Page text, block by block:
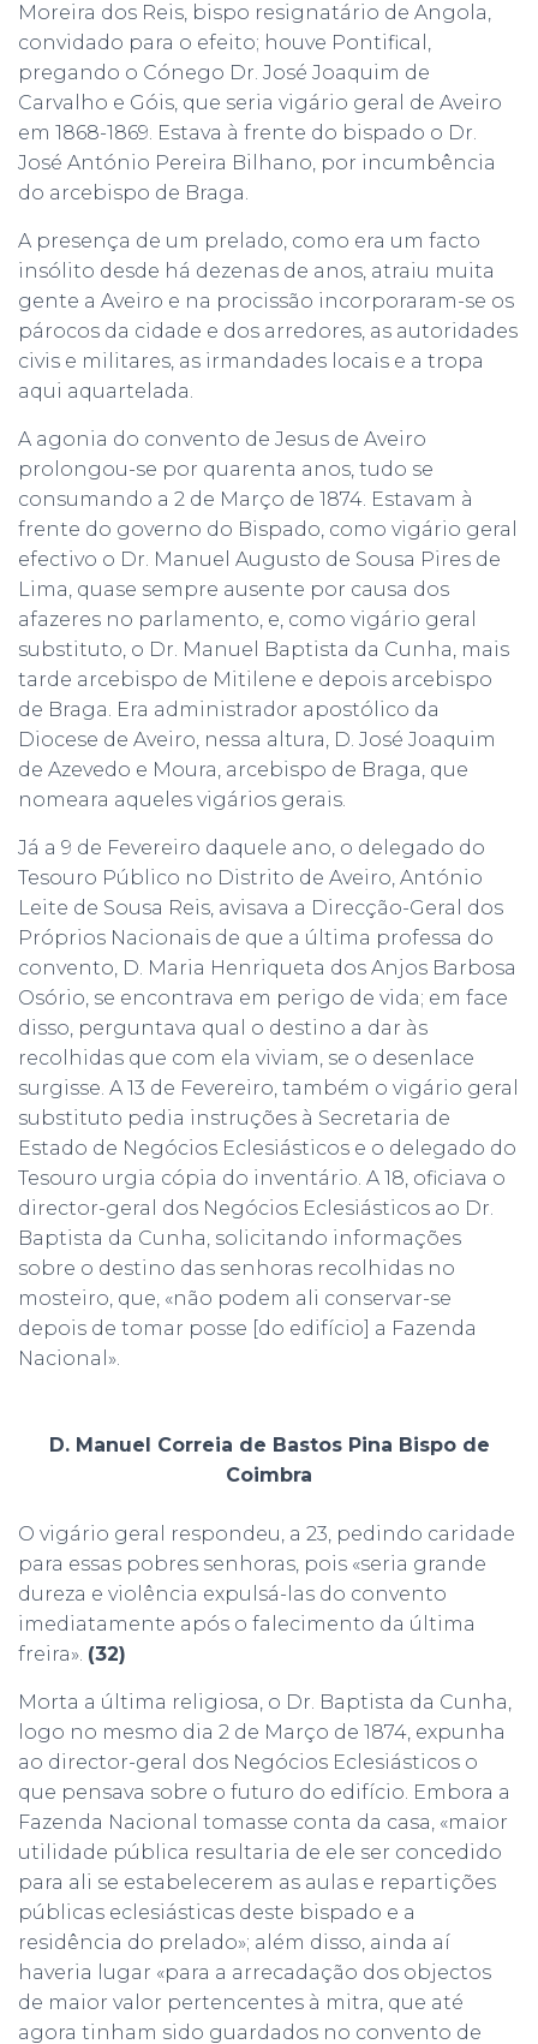
Moreira dos Reis, bispo resignatário de Angola,
convidado para o efeito; houve Pontifical,
pregando o Cónego Dr. José Joaquim de
Carvalho e Góis, que seria vigário geral de Aveiro
em 1868-1869. Estava à frente do bispado o Dr.
José António Pereira Bilhano, por incumbência
do arcebispo de Braga.
A presença de um prelado, como era um facto
insólito desde há dezenas de anos, atraiu muita
gente a Aveiro e na procissão incorporaram-se os
párocos da cidade e dos arredores, as autoridades
civis e militares, as irmandades locais e a tropa
aqui aquartelada.
A agonia do convento de Jesus de Aveiro
prolongou-se por quarenta anos, tudo se
consumando a 2 de Março de 1874. Estavam à
frente do governo do Bispado, como vigário geral
efectivo o Dr. Manuel Augusto de Sousa Pires de
Lima, quase sempre ausente por causa dos
afazeres no parlamento, e, como vigário geral
substituto, o Dr. Manuel Baptista da Cunha, mais
tarde arcebispo de Mitilene e depois arcebispo
de Braga. Era administrador apostólico da
Diocese de Aveiro, nessa altura, D. José Joaquim
de Azevedo e Moura, arcebispo de Braga, que
nomeara aqueles vigários gerais.
Já a 9 de Fevereiro daquele ano, o delegado do
Tesouro Público no Distrito de Aveiro, António
Leite de Sousa Reis, avisava a Direcção-Geral dos
Próprios Nacionais de que a última professa do
convento, D. Maria Henriqueta dos Anjos Barbosa
Osório, se encontrava em perigo de vida; em face
disso, perguntava qual o destino a dar às
recolhidas que com ela viviam, se o desenlace
surgisse. A 13 de Fevereiro, também o vigário geral
substituto pedia instruções à Secretaria de
Estado de Negócios Eclesiásticos e o delegado do
Tesouro urgia cópia do inventário. A 18, oficiava o
director-geral dos Negócios Eclesiásticos ao Dr.
Baptista da Cunha, solicitando informações
sobre o destino das senhoras recolhidas no
mosteiro, que, «não podem ali conservar-se
depois de tomar posse [do edifício] a Fazenda
Nacional».
D. Manuel Correia de Bastos Pina Bispo de
Coimbra
O vigário geral respondeu, a 23, pedindo caridade
para essas pobres senhoras, pois «seria grande
dureza e violência expulsá-las do convento
imediatamente após o falecimento da última
freira». (32)
Morta a última religiosa, o Dr. Baptista da Cunha,
logo no mesmo dia 2 de Março de 1874, expunha
ao director-geral dos Negócios Eclesiásticos o
que pensava sobre o futuro do edifício. Embora a
Fazenda Nacional tomasse conta da casa, «maior
utilidade pública resultaria de ele ser concedido
para ali se estabelecerem as aulas e repartições
públicas eclesiásticas deste bispado e a
residência do prelado»; além disso, ainda aí
haveria lugar «para a arrecadação dos objectos
de maior valor pertencentes à mitra, que até
agora tinham sido guardados no convento de